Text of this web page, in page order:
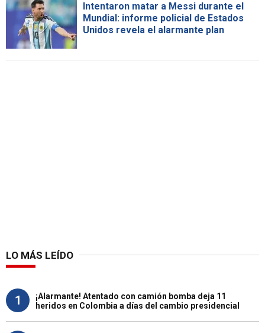
Intentaron matar a Messi durante el
Mundial: informe policial de Estados
Unidos revela el alarmante plan
LO MÁS LEÍDO
1
¡Alarmante! Atentado con camión bomba deja 11
heridos en Colombia a días del cambio presidencial